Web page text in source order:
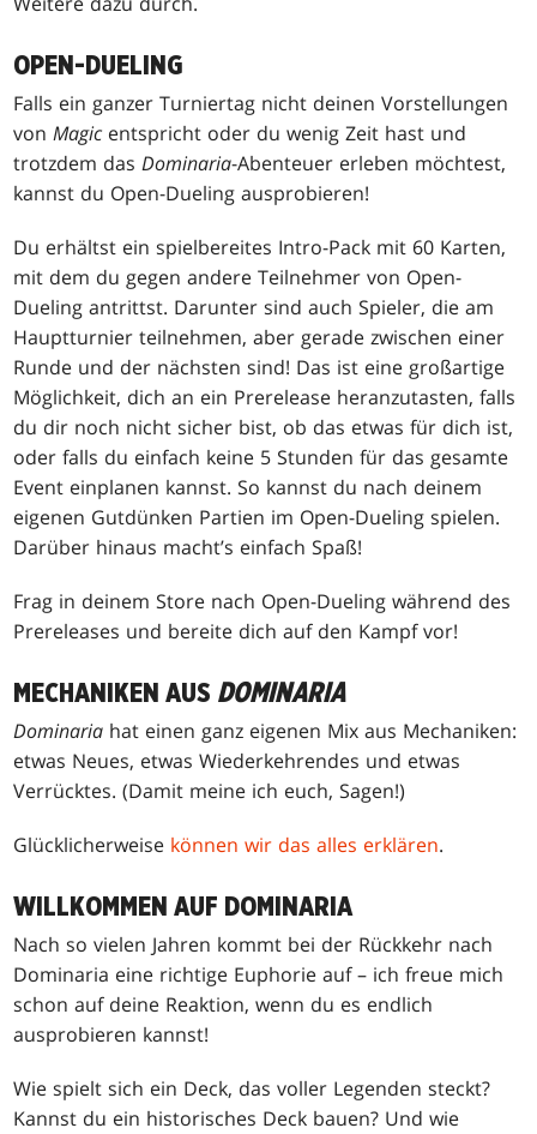
OPEN-DUELING
Falls ein ganzer Turniertag nicht deinen Vorstellungen
vonMagic entspricht oder du wenig Zeit hast und
trotzdem dasDominaria-Abenteuer erleben möchtest,
kannst du Open-Dueling ausprobieren!
Du erhältst ein spielbereites Intro-Pack mit 60 Karten,
mit dem du gegen andere Teilnehmer von Open-
Dueling antrittst. Darunter sind auch Spieler, die am
Hauptturnier teilnehmen, aber gerade zwischen einer
Runde und der nächsten sind! Das ist eine großartige
Möglichkeit, dich an ein Prerelease heranzutasten, falls
du dir noch nicht sicher bist, ob das etwas für dich ist,
oder falls du einfach keine 5 Stunden für das gesamte
Event einplanen kannst. So kannst du nach deinem
eigenen Gutdünken Partien im Open-Dueling spielen.
Darüber hinaus macht’s einfach Spaß!
Frag in deinem Store nach Open-Dueling während des
Prereleases und bereite dich auf den Kampf vor!
MECHANIKEN AUS DOMINARIA
Dominaria hat einen ganz eigenen Mix aus Mechaniken:
etwas Neues, etwas Wiederkehrendes und etwas
Verrücktes. (Damit meine ich euch, Sagen!)
Glücklicherweise können wir das alles erklären.
WILLKOMMEN AUF DOMINARIA
Nach so vielen Jahren kommt bei der Rückkehr nach
Dominaria eine richtige Euphorie auf – ich freue mich
schon auf deine Reaktion, wenn du es endlich
ausprobieren kannst!
Wie spielt sich ein Deck, das voller Legenden steckt?
Kannst du ein historisches Deck bauen? Und wie